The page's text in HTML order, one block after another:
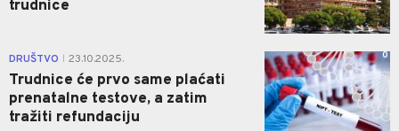
trudnice
DRUŠTVO 23.10.2025.
Trudnice će prvo same plaćati
prenatalne testove, a zatim
tražiti refundaciju
0